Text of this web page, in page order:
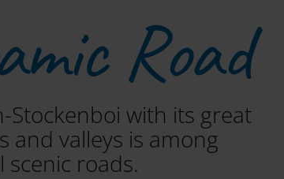
Road
Stockenboi with its great
valleys is among
scenic roads.